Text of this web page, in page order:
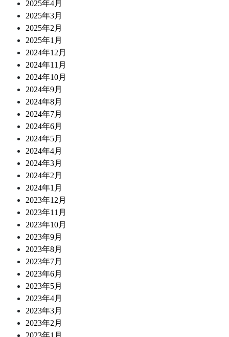
2025年4月
2025年3月
2025年2月
2025年1月
2024年12月
2024年11月
2024年10月
2024年9月
2024年8月
2024年7月
2024年6月
2024年5月
2024年4月
2024年3月
2024年2月
2024年1月
2023年12月
2023年11月
2023年10月
2023年9月
2023年8月
2023年7月
2023年6月
2023年5月
2023年4月
2023年3月
2023年2月
2023年1月